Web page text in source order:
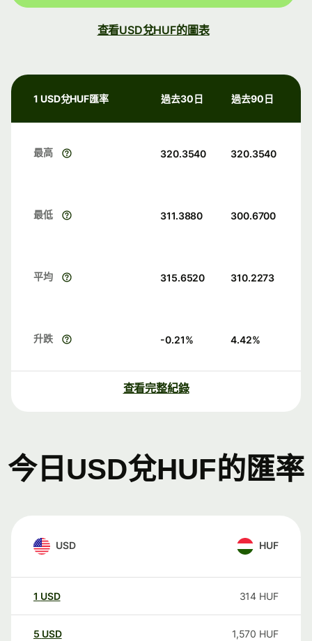
查看USD兌HUF的圖表
1 USD兌HUF匯率 過去30日 過去90日
最高 320.3540 320.3540
最低 311.3880 300.6700
平均 315.6520 310.2273
升跌 -0.21% 4.42%
查看完整紀錄
今日USD兌HUF的匯率
USD HUF
1 USD 314 HUF
5 USD 1,570 HUF